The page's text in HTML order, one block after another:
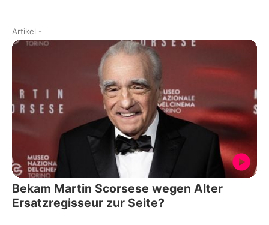
Artikel -
Bekam Martin Scorsese wegen Alter
Ersatzregisseur zur Seite?